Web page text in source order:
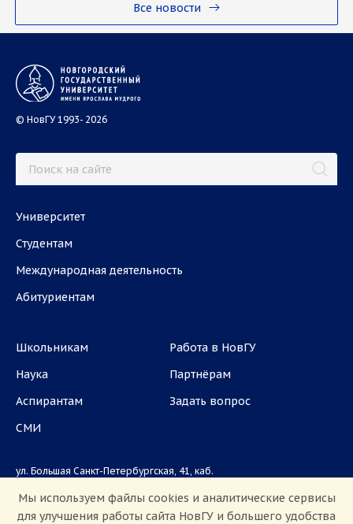
Все новости
© НовГУ 1993- 2026
Университет
Студентам
Международная деятельность
Абитуриентам
Школьникам
Наука
Аспирантам
СМИ
Работа в НовГУ
Партнёрам
Задать вопрос
ул. Большая Санкт-Петербургская, 41, каб.
Приемная комиссия: +7(8162)33-20-44
Мы используем файлы cookies и аналитические сервисы
для улучшения работы сайта НовГУ и большего удобства